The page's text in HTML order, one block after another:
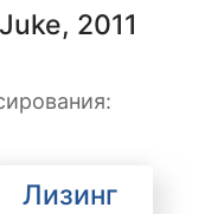
2011
Лизинг